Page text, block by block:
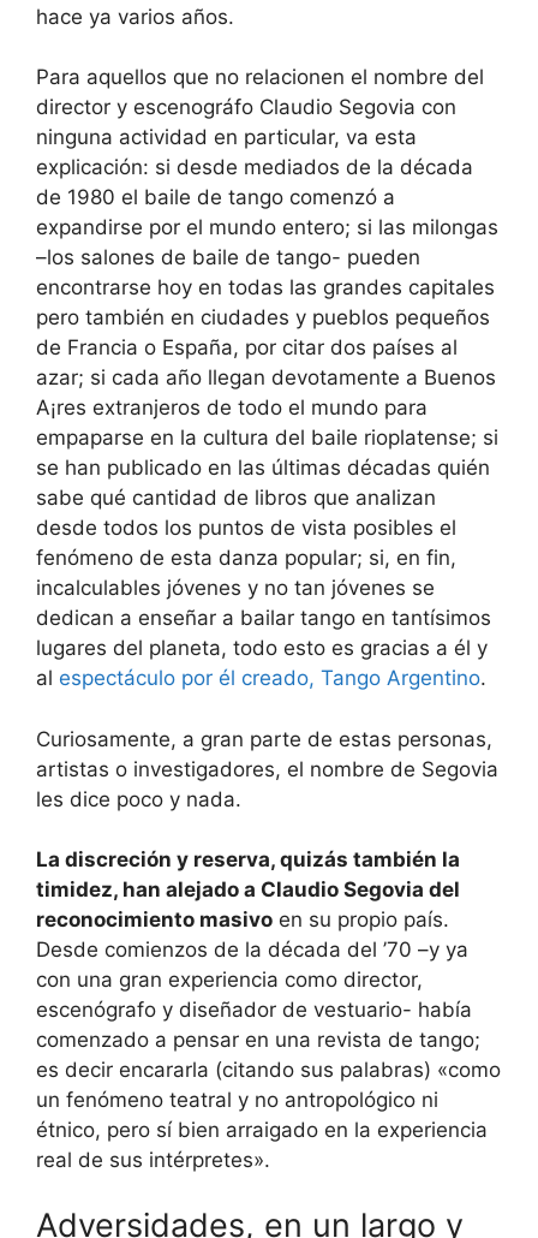
hace ya varios años.
Para aquellos que no relacionen el nombre del
director y escenográfo Claudio Segovia con
ninguna actividad en particular, va esta
explicación: si desde mediados de la década
de 1980 el baile de tango comenzó a
expandirse por el mundo entero; si las milongas
–los salones de baile de tango- pueden
encontrarse hoy en todas las grandes capitales
pero también en ciudades y pueblos pequeños
de Francia o España, por citar dos países al
azar; si cada año llegan devotamente a Buenos
A¡res extranjeros de todo el mundo para
empaparse en la cultura del baile rioplatense; si
se han publicado en las últimas décadas quién
sabe qué cantidad de libros que analizan
desde todos los puntos de vista posibles el
fenómeno de esta danza popular; si, en fin,
incalculables jóvenes y no tan jóvenes se
dedican a enseñar a bailar tango en tantísimos
lugares del planeta, todo esto es gracias a él y
al espectáculo por él creado, Tango Argentino.
Curiosamente, a gran parte de estas personas,
artistas o investigadores, el nombre de Segovia
les dice poco y nada.
La discreción y reserva, quizás también la
timidez, han alejado a Claudio Segovia del
reconocimiento masivo en su propio país.
Desde comienzos de la década del ’70 –y ya
con una gran experiencia como director,
escenógrafo y diseñador de vestuario- había
comenzado a pensar en una revista de tango;
es decir encararla (citando sus palabras) «como
un fenómeno teatral y no antropológico ni
étnico, pero sí bien arraigado en la experiencia
real de sus intérpretes».
Adversidades, en un largo y